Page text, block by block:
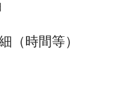
（時間等）